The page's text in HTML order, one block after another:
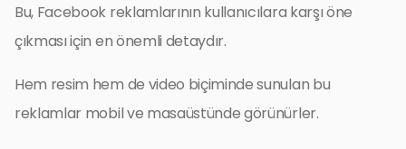
Bu, Facebook reklamlarının kullanıcılara karşı öne
çıkması için en önemli detaydır.
Hem resim hem de video biçiminde sunulan bu
reklamlar mobil ve masaüstünde görünürler.